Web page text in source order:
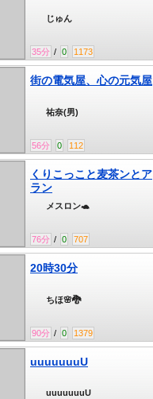
35分 / 0 1173
じゅん
街の電気屋、心の元気屋
56分 0 112
祐奈(男)
くりこっこと麦茶ンとア
ラン
76分 / 0 707
メスロン🐢
20時30分
90分 / 0 1379
ちほ🌸🐉
uuuuuuuU
uuuuuuuU